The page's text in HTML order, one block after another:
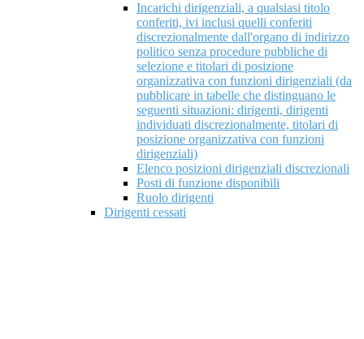
Incarichi dirigenziali, a qualsiasi titolo
conferiti, ivi inclusi quelli conferiti
discrezionalmente dall'organo di indirizzo
politico senza procedure pubbliche di
selezione e titolari di posizione
organizzativa con funzioni dirigenziali (da
pubblicare in tabelle che distinguano le
seguenti situazioni: dirigenti, dirigenti
individuati discrezionalmente, titolari di
posizione organizzativa con funzioni
dirigenziali)
Elenco posizioni dirigenziali discrezionali
Posti di funzione disponibili
Ruolo dirigenti
Dirigenti cessati